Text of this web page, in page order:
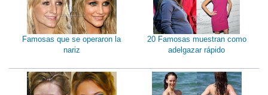
Famosas que se operaron la
nariz
20 Famosas muestran como
adelgazar rápido